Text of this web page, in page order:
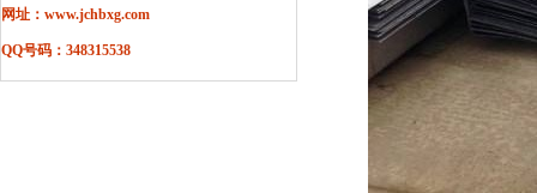
网址：www.jchbxg.com
QQ号码：348315538